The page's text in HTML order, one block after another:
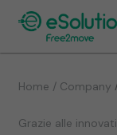
Home / Company
Grazie alle